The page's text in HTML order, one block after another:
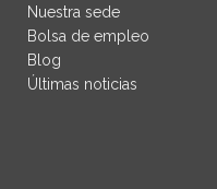
Nuestra sede
Bolsa de empleo
Blog
Últimas noticias